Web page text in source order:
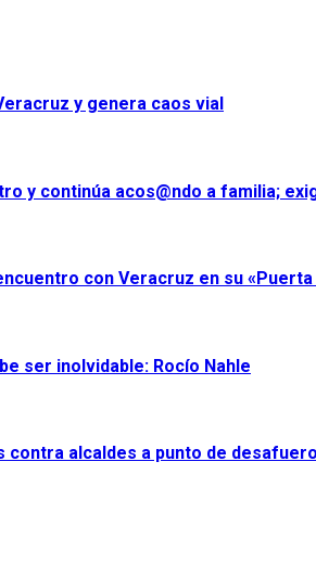
y genera caos vial
y continúa acos@ndo a familia;
con Veracruz en su
ser inolvidable: Rocío Nahle
contra alcaldes a punto de